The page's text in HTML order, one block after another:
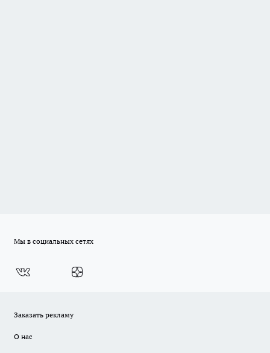
Мы в социальных сетях
Заказать рекламу
О нас